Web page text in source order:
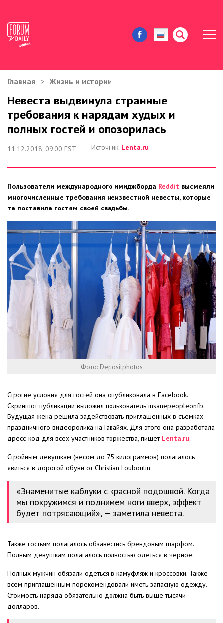
ИММИГРАЦИЯ В США
ЗДОРОВЬЕ И КРАСОТА
ДОМ И ЕДА
Главная Жизнь и истории
Невеста выдвинула странные
требования к нарядам худых и
полных гостей и опозорилась
11.12.2018, 09:00 EST Источник: Lenta.ru
Пользователи международного имиджборда Reddit высмеяли
многочисленные требования неизвестной невесты, которые
та поставила гостям своей свадьбы.
Фото: Depositphotos
Строгие условия для гостей она опубликовала в Facebook.
Скриншот публикации выложил пользователь insanepeopleonfb.
Будущая жена решила задействовать приглашенных в съемках
праздничного видеоролика на Гавайях. Для этого она разработала
дресс-код для всех участников торжества, пишет Lenta.ru.
Стройным девушкам (весом до 75 килограммов) полагалось
явиться в дорогой обуви от Christian Louboutin.
«Знаменитые каблуки с красной подошвой. Когда
мы покружимся и поднимем ноги вверх, эффект
будет потрясающий», — заметила невеста.
Также гостьям полагалось обзавестись брендовым шарфом.
Полным девушкам полагалось полностью одеться в черное.
Полных мужчин обязали одеться в камуфляж и кроссовки. Также
всем приглашенным порекомендовали иметь запасную одежду.
Стоимость наряда обязательно должна быть выше тысячи
долларов.